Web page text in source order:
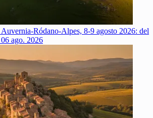
Auvernia-Ródano-Alpes, 8-9 agosto 2026: del
06 ago. 2026